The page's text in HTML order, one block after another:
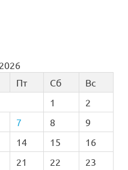
Пт Сб
Вс
1
2
7 8
9
14 15
16
21 22 23